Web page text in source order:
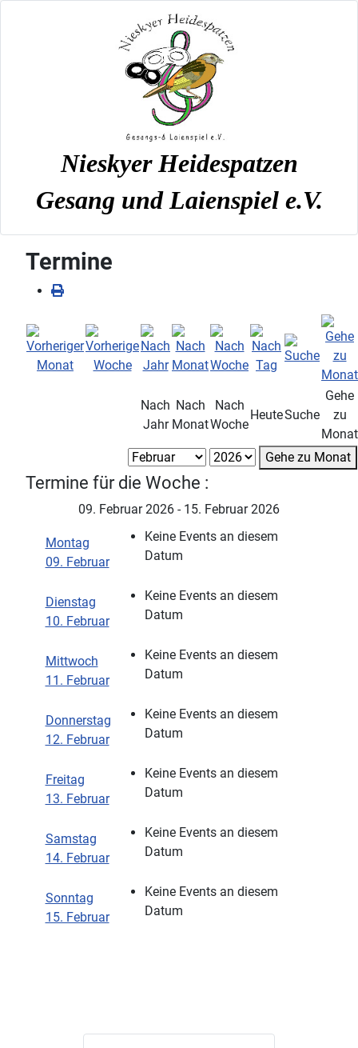
Nieskyer Heidespatzen
Gesang und Laienspiel e.V.
Termine
Nach
Jahr
Nach
Monat
Nach
Woche
HeuteSuche
Gehe
zu
Monat
Gehe zu Monat
Termine für die Woche :
09. Februar 2026 - 15. Februar 2026
Montag
09. Februar
Keine Events an diesem
Datum
Dienstag
10. Februar
Keine Events an diesem
Datum
Mittwoch
11. Februar
Keine Events an diesem
Datum
Donnerstag
12. Februar
Keine Events an diesem
Datum
Freitag
13. Februar
Keine Events an diesem
Datum
Samstag
14. Februar
Keine Events an diesem
Datum
Sonntag
15. Februar
Keine Events an diesem
Datum